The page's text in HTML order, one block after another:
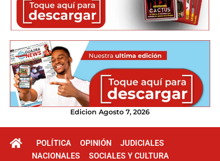
Edicion Agosto 7, 2026
POLÍTICA OPINIÓN
JUDICIALES
NACIONALES
SOCIALES Y CULTURA